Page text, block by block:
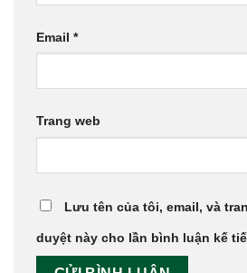
Email *
Trang web
Lưu tên của tôi, email, và
duyệt này cho lần bình luận kế